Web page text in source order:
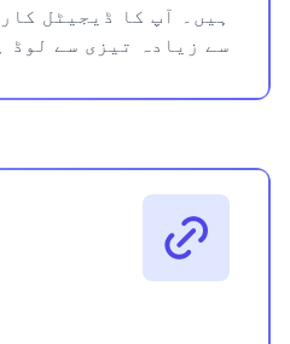
ہیں۔ آپ کا ڈیجیٹل
سے زیادہ تیزی سے لوڈ